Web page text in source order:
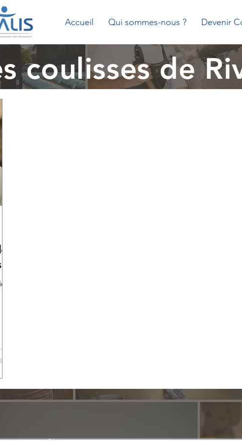
Accueil Qui sommes-nous ? Devenir
coulisses de